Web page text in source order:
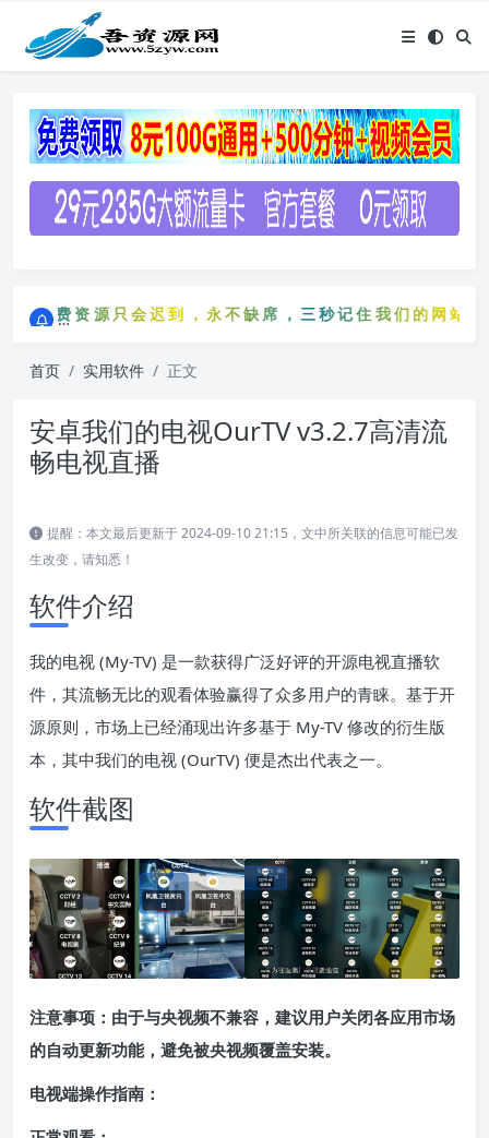
免费资源只会迟到，永不缺席，三秒记住我们的网站：
免费资源只会迟到，永不缺席，三秒记住我们的网
首页 实用软件 正文
安卓我们的电视OurTV v3.2.7高清流
畅电视直播
提醒：本文最后更新于 2024-09-10 21:15，文中所关联的信息可能已发
生改变，请知悉！
软件介绍
我的电视 (My-TV) 是一款获得广泛好评的开源电视直播软
件，其流畅无比的观看体验赢得了众多用户的青睐。基于开
源原则，市场上已经涌现出许多基于 My-TV 修改的衍生版
本，其中我们的电视 (OurTV) 便是杰出代表之一。
软件截图
注意事项：由于与央视频不兼容，建议用户关闭各应用市场
的自动更新功能，避免被央视频覆盖安装。
电视端操作指南：